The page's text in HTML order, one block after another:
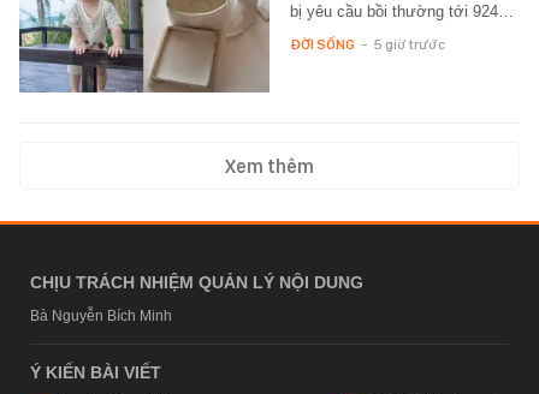
bị yêu cầu bồi thường tới 924…
ĐỜI SỐNG - 5 giờ trước
Xem thêm
CHỊU TRÁCH NHIỆM QUẢN LÝ NỘI DUNG
Bà Nguyễn Bích Minh
Ý KIẾN BÀI VIẾT